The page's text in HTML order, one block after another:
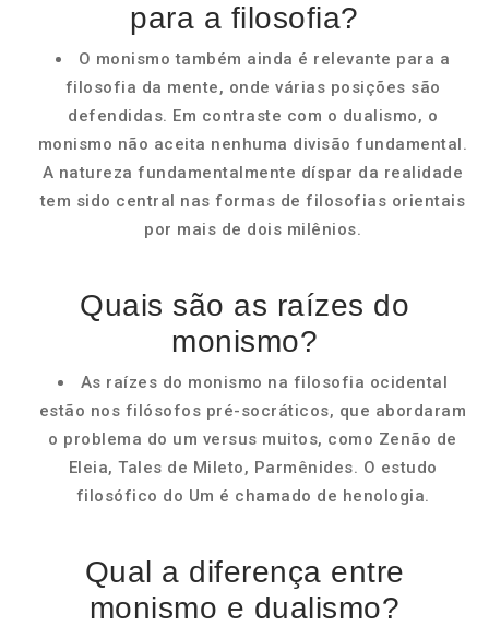
para a filosofia?
O monismo também ainda é relevante para a
filosofia da mente, onde várias posições são
defendidas. Em contraste com o dualismo, o
monismo não aceita nenhuma divisão fundamental.
A natureza fundamentalmente díspar da realidade
tem sido central nas formas de filosofias orientais
por mais de dois milênios.
Quais são as raízes do
monismo?
As raízes do monismo na filosofia ocidental
estão nos filósofos pré-socráticos, que abordaram
o problema do um versus muitos, como Zenão de
Eleia, Tales de Mileto, Parmênides. O estudo
filosófico do Um é chamado de henologia.
Qual a diferença entre
monismo e dualismo?